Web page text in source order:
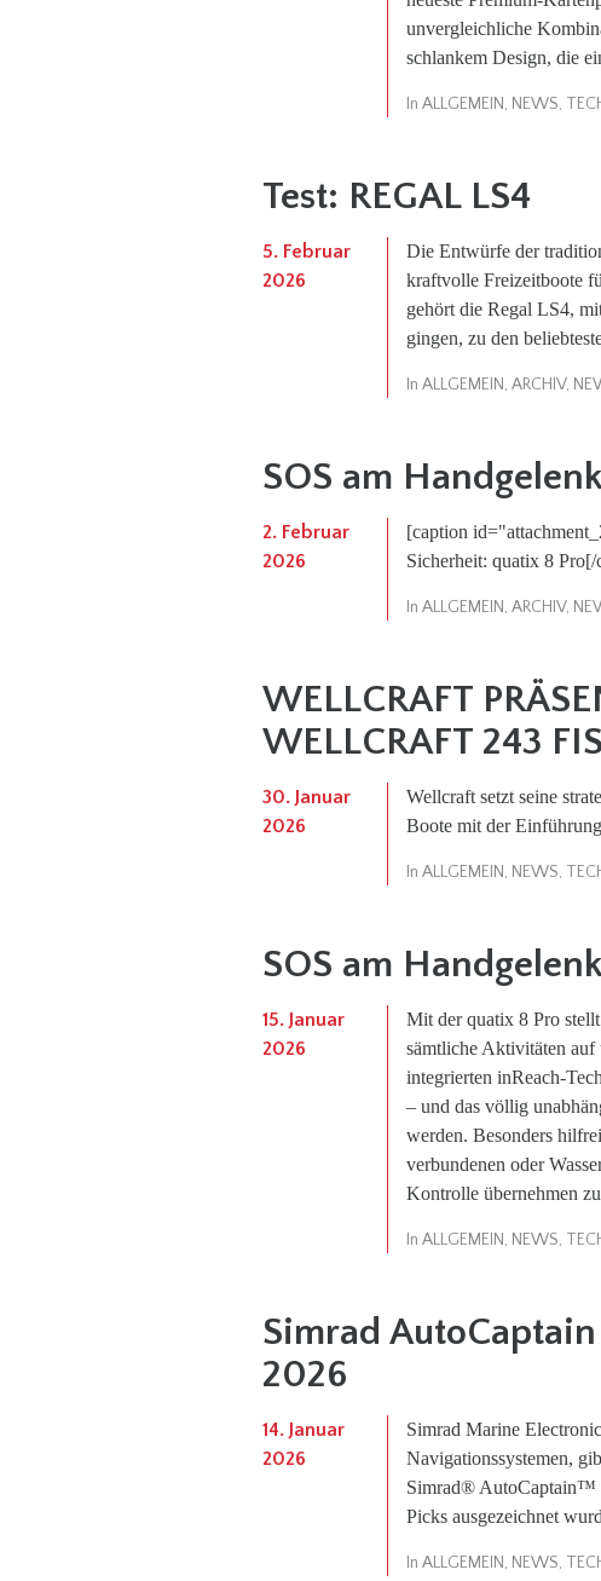
unvergleichliche
schlankem Design, die
In ALLGEMEIN, NEWS,
Test: REGAL LS4
5. Februar
2026
Die Entwürfe der
kraftvolle Freizeitboote
gehört die Regal LS4,
gingen, zu den
In ALLGEMEIN, ARCHIV,
SOS am
2. Februar
2026
[caption
Sicherheit: quatix 8 Pro[/
In ALLGEMEIN, ARCHIV,
WELLCRAFT
WELLCRAFT 243
30. Januar
2026
Wellcraft setzt seine
Boote mit der
In ALLGEMEIN, NEWS,
SOS am
15. Januar
2026
Mit der quatix 8 Pro
sämtliche Aktivitäten auf
integrierten inReach-
– und das völlig
werden. Besonders
verbundenen oder
Kontrolle übernehmen
In ALLGEMEIN, NEWS,
Simrad
2026
14. Januar
2026
Simrad Marine
Navigationssystemen,
Simrad® AutoCaptain™
Picks ausgezeichnet
In ALLGEMEIN, NEWS,